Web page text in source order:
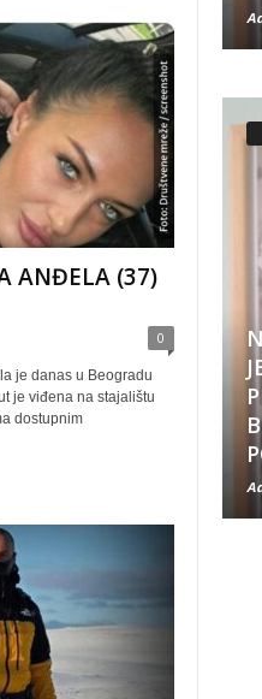
ANĐELA (37)
0
je danas u Beogradu
je viđena na stajalištu
dostupnim